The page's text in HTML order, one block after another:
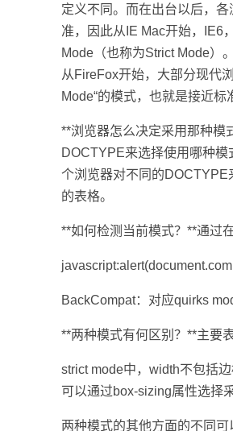
定义不同。而在出台以后，
准，因此从IE Mac开始，
Mode（也称为Strict Mode）
从FireFox开始，大部分现代
Mode“的模式，也就是接近标
**浏览器怎么决定采用那种模
DOCTYPE来选择使用哪种
个浏览器对不同的DOCTYPE
的表格。
**如何检测当前模式？**通过
BackCompat：对应quirks
**两种模式有何区别？**主要
strict mode中，width不包括
可以通过box-sizing属性选择
两种模式的其他方面的不同可